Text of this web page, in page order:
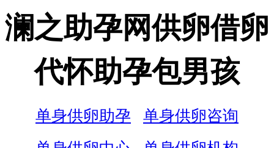
澜之助孕网供卵借卵
代怀助孕包男孩
单身供卵助孕
单身供卵咨询